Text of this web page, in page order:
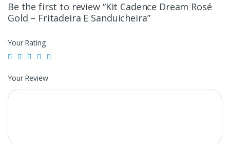
Be the first to review “Kit Cadence Dream Rosé
Gold – Fritadeira E Sanduicheira”
Your Rating
Your Review